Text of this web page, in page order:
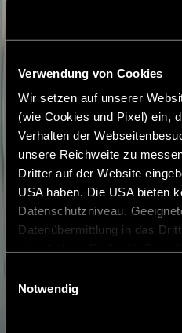
Verwendung von Cookies
Wir setzen auf unserer
(wie Cookies und Pixel) ein,
Verhalten der
unsere Reichweite zu
Dritter auf der Website
USA haben. Die USA bieten
Datenschutzniveau.
Datenübermittlung in das
zustehen. Eingesetzte
zusammenführen. Weitere
Notwendig